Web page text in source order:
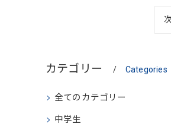
カテゴリー Categories
全てのカテゴリー
中学生